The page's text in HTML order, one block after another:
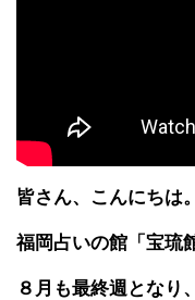
皆さん、こんにちは。
福岡占いの館「宝琉
８月も最終週となり